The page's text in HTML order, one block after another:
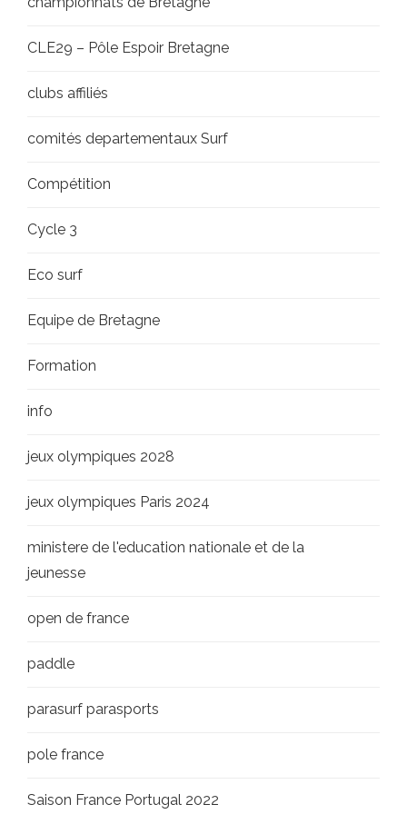
CLE29 – Pôle Espoir Bretagne
clubs affiliés
comités departementaux Surf
Compétition
Cycle 3
Eco surf
Equipe de Bretagne
Formation
info
jeux olympiques 2028
jeux olympiques Paris 2024
ministere de l'education nationale et de la
jeunesse
open de france
paddle
parasurf parasports
pole france
Saison France Portugal 2022